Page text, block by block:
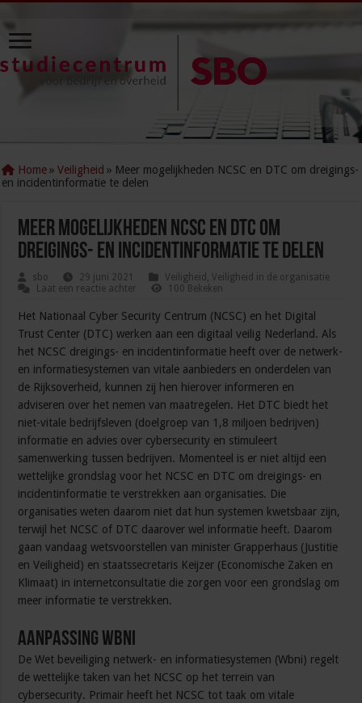
Home » Veiligheid » Meer mogelijkheden NCSC en DTC om dreigings-
en incidentinformatie te delen
Meer mogelijkheden NCSC en DTC om
dreigings- en incidentinformatie te delen
sbo 29 juni 2021 Veiligheid ,Veiligheid in de organisatie
Laat een reactie achter
100 Bekeken
Het Nationaal Cyber Security Centrum (NCSC) en het Digital
Trust Center (DTC) werken aan een digitaal veilig Nederland. Als
het NCSC dreigings- en incidentinformatie heeft over de netwerk-
en informatiesystemen van vitale aanbieders en onderdelen van
de Rijksoverheid, kunnen zij hen hierover informeren en
adviseren over het nemen van maatregelen. Het DTC biedt het
niet-vitale bedrijfsleven (doelgroep van 1,8 miljoen bedrijven)
informatie en advies over cybersecurity en stimuleert
samenwerking tussen bedrijven. Momenteel is er niet altijd een
wettelijke grondslag voor het NCSC en DTC om dreigings- en
incidentinformatie te verstrekken aan organisaties. Die
organisaties weten daarom niet dat hun systemen kwetsbaar zijn,
terwijl het NCSC of DTC daarover wel informatie heeft. Daarom
gaan vandaag wetsvoorstellen van minister Grapperhaus (Justitie
en Veiligheid) en staatssecretaris Keijzer (Economische Zaken en
Klimaat) in internetconsultatie die zorgen voor een grondslag om
meer informatie te verstrekken.
Aanpassing Wbni
De Wet beveiliging netwerk- en informatiesystemen (Wbni) regelt
de wettelijke taken van het NCSC op het terrein van
cybersecurity. Primair heeft het NCSC tot taak om vitale